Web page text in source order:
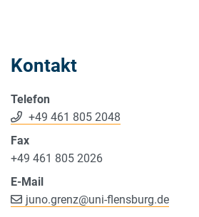
Kontakt
Telefon
+49 461 805 2048
Fax
+49 461 805 2026
E-Mail
juno.grenz@uni-flensburg.de